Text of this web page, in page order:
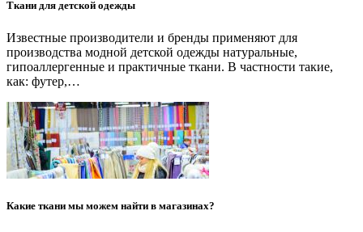
Ткани для детской одежды
Известные производители и бренды применяют для
производства модной детской одежды натуральные,
гипоаллергенные и практичные ткани. В частности такие,
как: футер,…
Какие ткани мы можем найти в магазинах?